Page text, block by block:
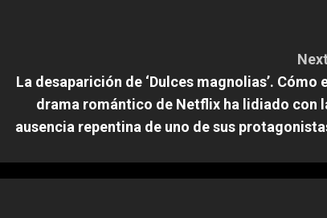
La desaparición de ‘Dulces magnolias’. Cómo
drama romántico de Netflix ha lidiado con
ausencia repentina de uno de sus